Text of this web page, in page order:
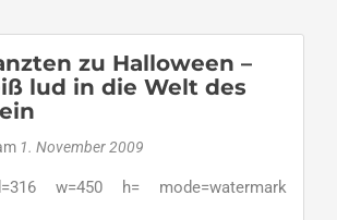
zu Halloween –
lud in die Welt des
1. November 2009
w=450 h= mode=watermark